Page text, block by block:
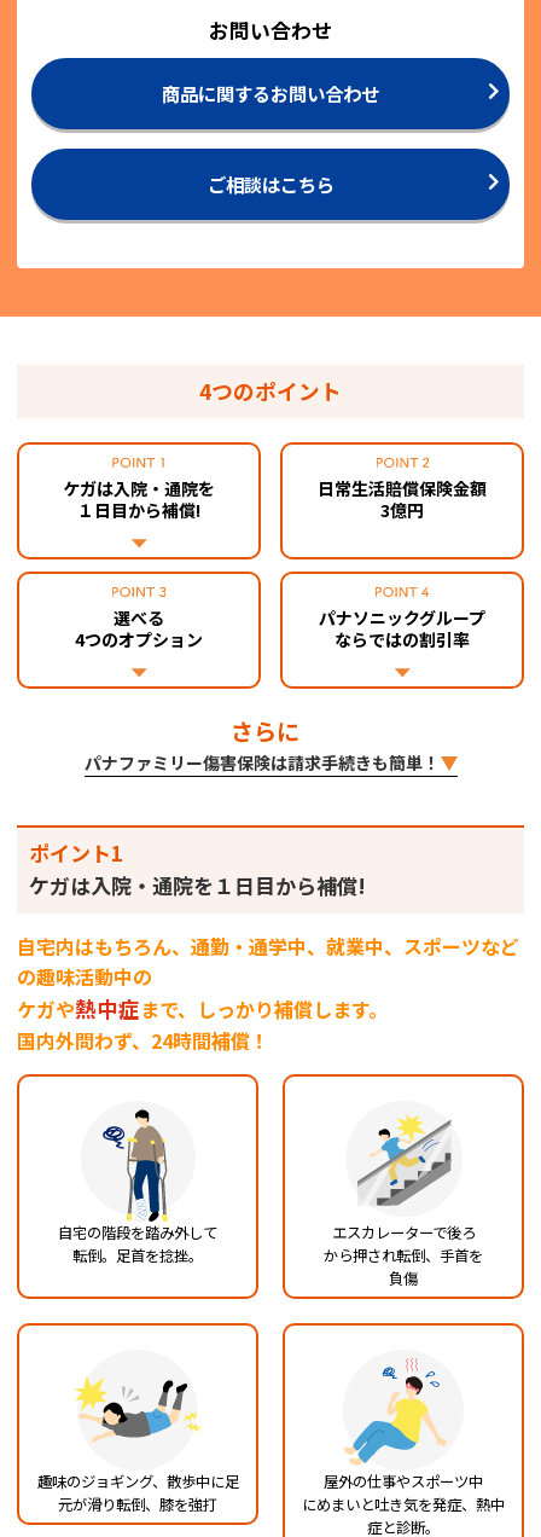
お問い合わせ
商品に関するお問い合わせ
ご相談はこちら
4つのポイント
ケガは入院・通院を
１日目から補償!
日常生活賠償保険金額
3億円
選べる
4つのオプション
パナソニックグループ
ならではの割引率
さらに
パナファミリー傷害保険は請求手続きも簡単！
ポイント1
ケガは入院・通院を１日目から補償!
自宅内はもちろん、通勤・通学中、就業中、スポーツなど
の趣味活動中の
ケガや熱中症まで、しっかり補償します。
国内外問わず、24時間補償！
自宅の階段を踏み外して
転倒。足首を捻挫。
エスカレーターで後ろ
から押され転倒、手首を
負傷
趣味のジョギング、散歩中に足
元が滑り転倒、膝を強打
屋外の仕事やスポーツ中
にめまいと吐き気を発症、 熱中
症と診断。